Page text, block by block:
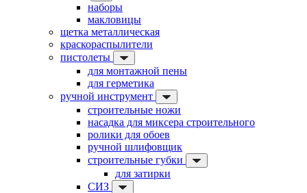
наборы
макловицы
щетка металлическая
краскораспылители
пистолеты
для монтажной пены
для герметика
ручной инструмент
строительные ножи
насадка для миксера строительного
ролики для обоев
ручной шлифовщик
строительные губки
для затирки
СИЗ